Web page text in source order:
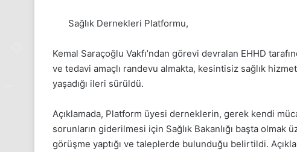
Sağlık Dernekleri Platformu,
Kemal Saraçoğlu Vakfı’ndan görevi devralan EHHD
ve tedavi amaçlı randevu almakta, kesintisiz sağlık
yaşadığı ileri sürüldü.
Açıklamada, Platform üyesi derneklerin, gerek kendi
sorunların giderilmesi için Sağlık Bakanlığı başta olmak
görüşme yaptığı ve taleplerde bulunduğu belirtildi.
24
Kasım
Pazartesi